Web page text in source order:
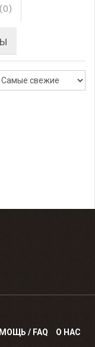
(0)
/ FAQ О НАС